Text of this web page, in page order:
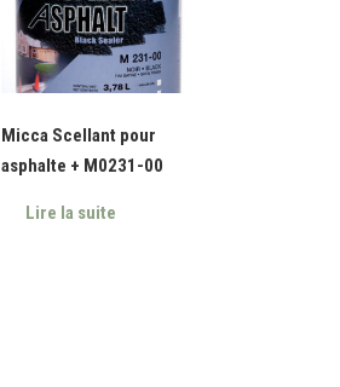
Micca Scellant pour
asphalte + M0231-00
Lire la suite